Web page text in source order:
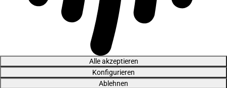
Alle akzeptieren
Konfigurieren
Ablehnen